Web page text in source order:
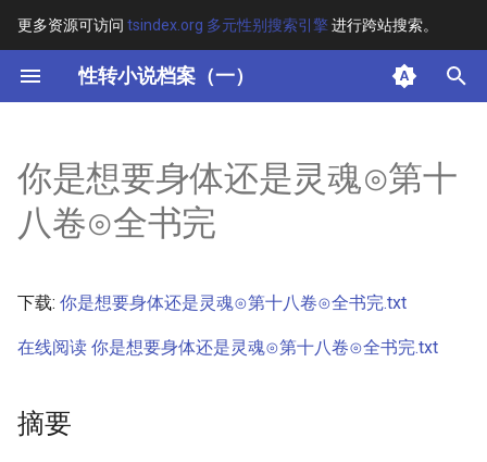
更多资源可访问 tsindex.org 多元性别搜索引擎进行跨站搜索。
性转小说档案（一）
键
开
始
索
其他信息 [Processed Page
Metadata]
你是想要身体还是灵魂⊙第十
八卷⊙全书完
下载: 你是想要身体还是灵魂⊙第十八卷⊙全书完.txt
在线阅读 你是想要身体还是灵魂⊙第十八卷⊙全书完.txt
摘要